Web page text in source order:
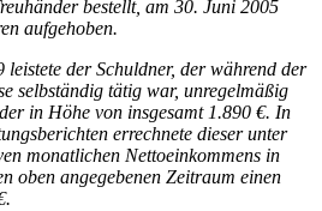
bestellt, am 30. Juni 2005
aufgehoben.
der Schuldner, der während der
selbständig tätig war, unregelmäßig
in Höhe von insgesamt 1.890 €. In
errechnete dieser unter
monatlichen Nettoeinkommens in
oben angegebenen Zeitraum einen